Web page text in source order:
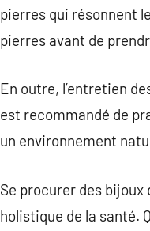
pierres qui résonnent
pierres avant de
En outre, l’entretien
est recommandé de
un environnement
Se procurer des bijoux
holistique de la santé.